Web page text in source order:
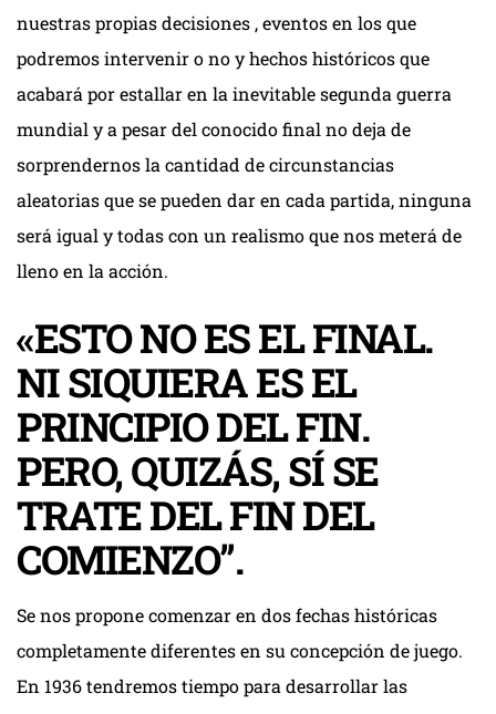
nuestras propias decisiones , eventos en los que
podremos intervenir o no y hechos históricos que
acabará por estallar en la inevitable segunda guerra
mundial y a pesar del conocido final no deja de
sorprendernos la cantidad de circunstancias
aleatorias que se pueden dar en cada partida, ninguna
será igual y todas con un realismo que nos meterá de
lleno en la acción.
«ESTO NO ES EL FINAL.
NI SIQUIERA ES EL
PRINCIPIO DEL FIN.
PERO, QUIZÁS, SÍ SE
TRATE DEL FIN DEL
COMIENZO”.
Se nos propone comenzar en dos fechas históricas
completamente diferentes en su concepción de juego.
En 1936 tendremos tiempo para desarrollar las